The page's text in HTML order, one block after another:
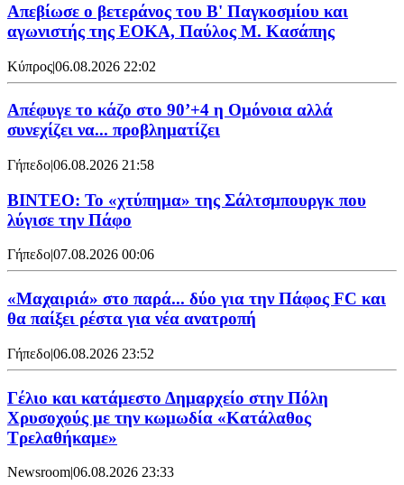
Απεβίωσε ο βετεράνος του Β' Παγκοσμίου και
αγωνιστής της ΕΟΚΑ, Παύλος Μ. Κασάπης
Κύπρος|06.08.2026 22:02
Απέφυγε το κάζο στο 90’+4 η Ομόνοια αλλά
συνεχίζει να... προβληματίζει
Γήπεδο|06.08.2026 21:58
ΒΙΝΤΕΟ: Το «χτύπημα» της Σάλτσμπουργκ που
λύγισε την Πάφο
Γήπεδο|07.08.2026 00:06
«Μαχαιριά» στο παρά... δύο για την Πάφος FC και
θα παίξει ρέστα για νέα ανατροπή
Γήπεδο|06.08.2026 23:52
Γέλιο και κατάμεστο Δημαρχείο στην Πόλη
Χρυσοχούς με την κωμωδία «Κατάλαθος
Τρελαθήκαμε»
Newsroom|06.08.2026 23:33